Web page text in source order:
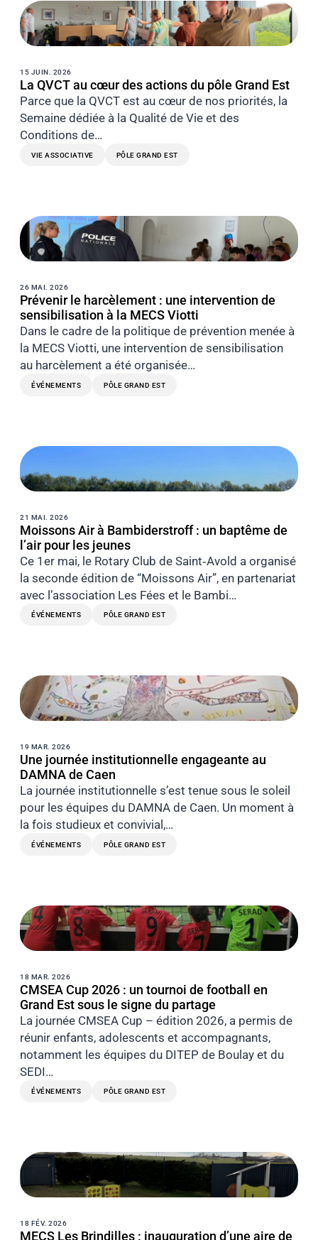
15 JUIN. 2026
La QVCT au cœur des actions du pôle Grand Est
Parce que la QVCT est au cœur de nos priorités, la
Semaine dédiée à la Qualité de Vie et des
Conditions de…
VIE ASSOCIATIVE PÔLE GRAND EST
26 MAI. 2026
Prévenir le harcèlement : une intervention de
sensibilisation à la MECS Viotti
Dans le cadre de la politique de prévention menée à
la MECS Viotti, une intervention de sensibilisation
au harcèlement a été organisée…
ÉVÉNEMENTS PÔLE GRAND EST
21 MAI. 2026
Moissons Air à Bambiderstroff : un baptême de
l’air pour les jeunes
Ce 1er mai, le Rotary Club de Saint‑Avold a organisé
la seconde édition de “Moissons Air”, en partenariat
avec l’association Les Fées et le Bambi…
ÉVÉNEMENTS PÔLE GRAND EST
19 MAR. 2026
Une journée institutionnelle engageante au
DAMNA de Caen
La journée institutionnelle s’est tenue sous le soleil
pour les équipes du DAMNA de Caen. Un moment à
la fois studieux et convivial,…
ÉVÉNEMENTS PÔLE GRAND EST
18 MAR. 2026
CMSEA Cup 2026 : un tournoi de football en
Grand Est sous le signe du partage
La journée CMSEA Cup – édition 2026, a permis de
réunir enfants, adolescents et accompagnants,
notamment les équipes du DITEP de Boulay et du
SEDI…
ÉVÉNEMENTS PÔLE GRAND EST
18 FÉV. 2026
MECS Les Brindilles : inauguration d’une aire de